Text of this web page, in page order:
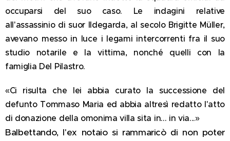
occuparsi del suo caso. Le indagini relative
all'assassinio di suor Ildegarda, al secolo Brigitte Müller,
avevano messo in luce i legami intercorrenti fra il suo
studio notarile e la vittima, nonché quelli con la
famiglia Del Pilastro.
«Ci risulta che lei abbia curato la successione del
defunto Tommaso Maria ed abbia altresì redatto l'atto
di donazione della omonima villa sita in... in via...»
Balbettando, l'ex notaio si rammaricò di non poter